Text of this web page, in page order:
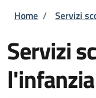
Briciole
Home / Servizi
Servizi
l'infanzia